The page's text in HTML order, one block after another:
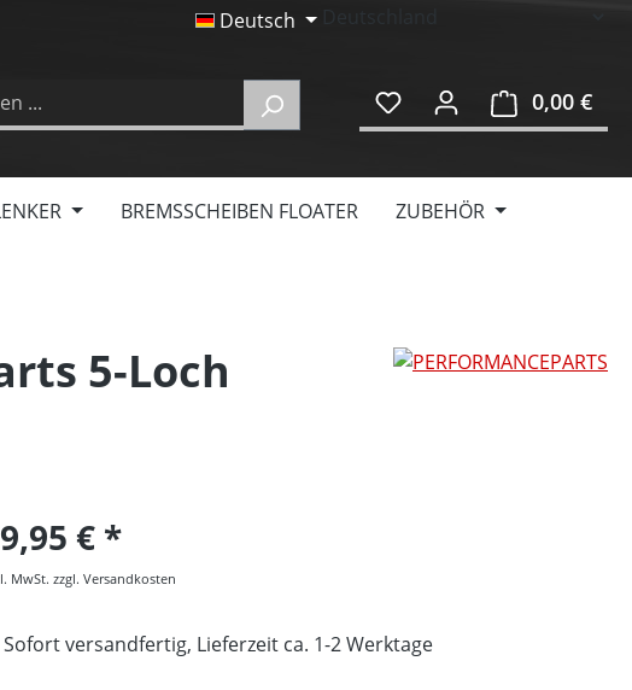
Deutsch
0,00 €
BREMSSCHEIBEN FLOATER ZUBEHÖR
5-Loch
€
MwSt. zzgl. Versandkosten
Sofort versandfertig, Lieferzeit ca. 1-2 Werktage